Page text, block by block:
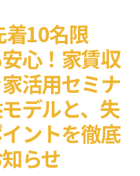
10名限
心！家賃収
活用セミナ
デルと、失
ントを徹底
らせ